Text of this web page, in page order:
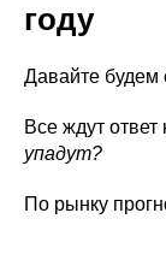
году
Давайте будем
Все ждут
упадут?
По рынку